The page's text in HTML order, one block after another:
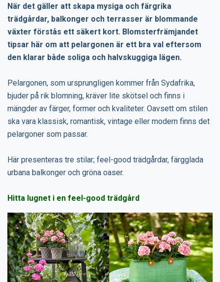
När det gäller att skapa mysiga och färgrika
trädgårdar, balkonger och terrasser är blommande
växter förstås ett säkert kort. Blomsterfrämjandet
tipsar här om att pelargonen är ett bra val eftersom
den klarar både soliga och halvskuggiga lägen.
Pelargonen, som ursprungligen kommer från Sydafrika,
bjuder på rik blomning, kräver lite skötsel och finns i
mängder av färger, former och kvaliteter. Oavsett om stilen
ska vara klassisk, romantisk, vintage eller modern finns det
pelargoner som passar.
Här presenteras tre stilar; feel-good trädgårdar, färgglada
urbana balkonger och gröna oaser.
Hitta lugnet i en feel-good trädgård